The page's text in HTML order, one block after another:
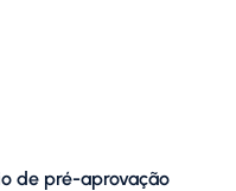
de pré-aprovação